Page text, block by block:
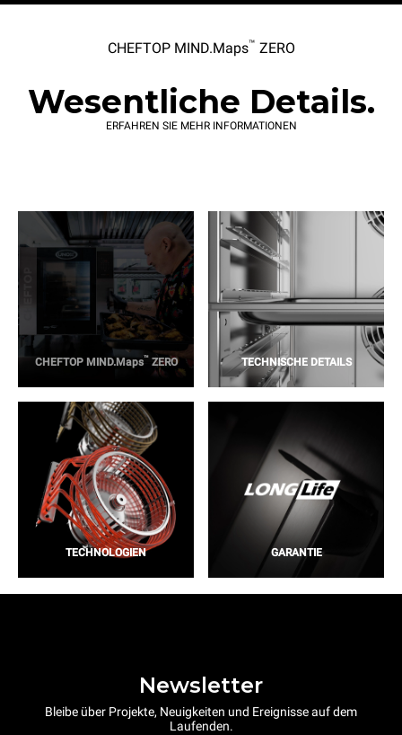
CHEFTOP MIND.Maps™ ZERO
Wesentliche Details.
ERFAHREN SIE MEHR INFORMATIONEN
CHEFTOP MIND.Maps™ZERO TECHNISCHE DETAILS
TECHNOLOGIEN GARANTIE
Newsletter
Bleibe über Projekte, Neuigkeiten und Ereignisse auf dem
Laufenden.